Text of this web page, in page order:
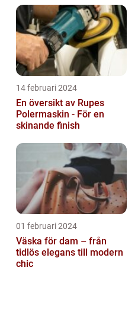
14 februari 2024
En översikt av Rupes
Polermaskin - För en
skinande finish
01 februari 2024
Väska för dam – från
tidlös elegans till modern
chic